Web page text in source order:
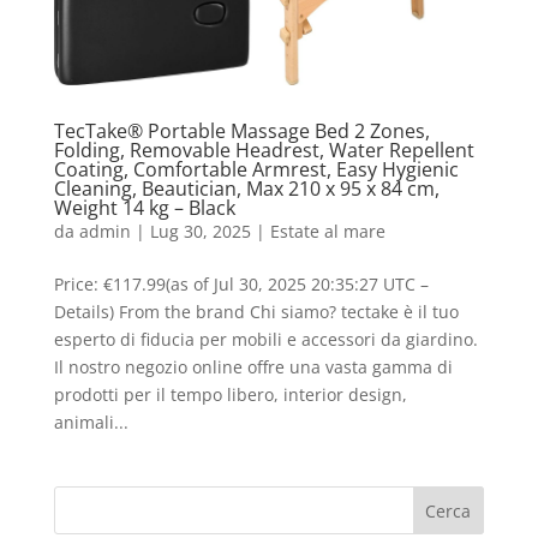
TecTake® Portable Massage Bed 2 Zones,
Folding, Removable Headrest, Water Repellent
Coating, Comfortable Armrest, Easy Hygienic
Cleaning, Beautician, Max 210 x 95 x 84 cm,
Weight 14 kg – Black
da admin | Lug 30, 2025| Estate al mare
Price: €117.99(as of Jul 30, 2025 20:35:27 UTC –
Details) From the brand Chi siamo? tectake è il tuo
esperto di fiducia per mobili e accessori da giardino.
Il nostro negozio online offre una vasta gamma di
prodotti per il tempo libero, interior design,
animali...